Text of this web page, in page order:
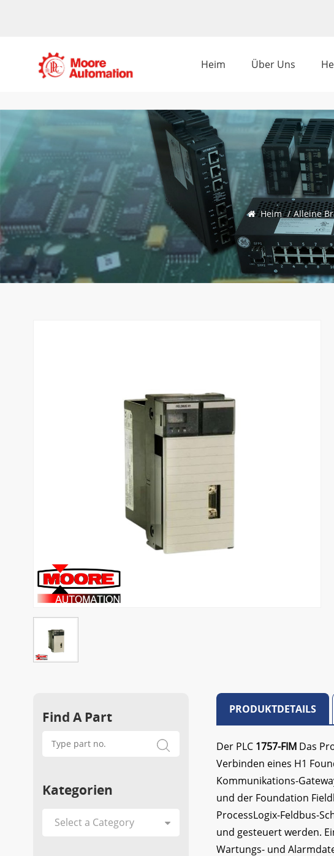
Heim Über Uns
Heim / Alleine
PRODUKTDETAILS
Der PLC 1757-FIM Das
Verbinden eines H1
Kommunikations-
und der Foundation
ProcessLogix-Feldbus-
und gesteuert werden.
Wartungs- und
Find A Part
Kategorien